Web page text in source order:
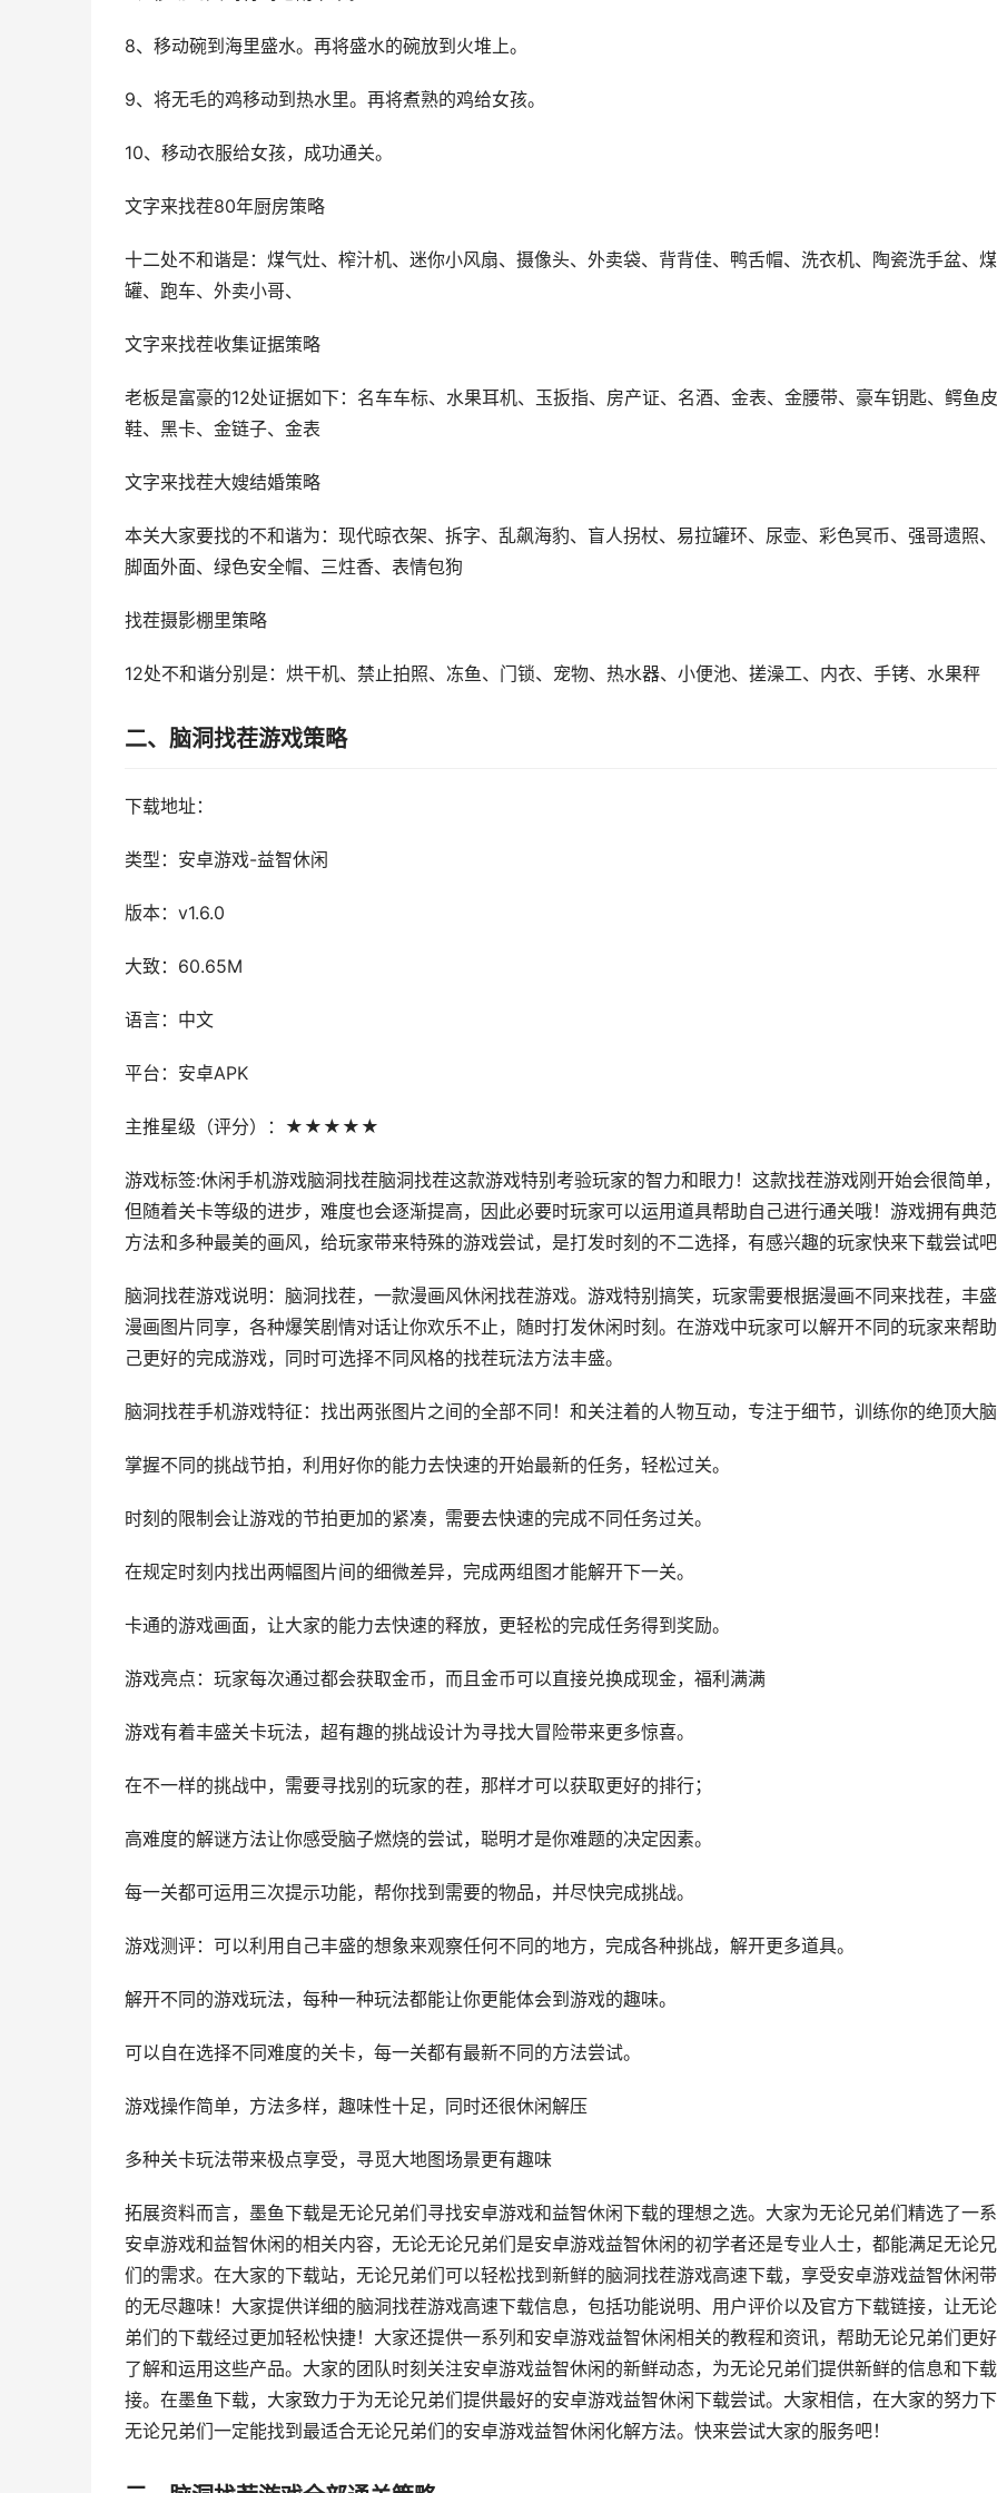
8、移动碗到海里盛水。再将盛水的碗放到火堆上。
9、将无毛的鸡移动到热水里。再将煮熟的鸡给女孩。
10、移动衣服给女孩，成功通关。
文字来找茬80年厨房策略
十二处不和谐是：煤气灶、榨汁机、迷你小风扇、摄像头、外卖袋、背背佳、鸭舌帽、洗衣机、陶瓷洗手盆、
罐、跑车、外卖小哥、
文字来找茬收集证据策略
老板是富豪的12处证据如下：名车车标、水果耳机、玉扳指、房产证、名酒、金表、金腰带、豪车钥匙、鳄鱼皮
鞋、黑卡、金链子、金表
文字来找茬大嫂结婚策略
本关大家要找的不和谐为：现代晾衣架、拆字、乱飙海豹、盲人拐杖、易拉罐环、尿壶、彩色冥币、强哥遗照
脚面外面、绿色安全帽、三炷香、表情包狗
找茬摄影棚里策略
12处不和谐分别是：烘干机、禁止拍照、冻鱼、门锁、宠物、热水器、小便池、搓澡工、内衣、手铐、水果秤
二、脑洞找茬游戏策略
下载地址：
类型：安卓游戏-益智休闲
版本：v1.6.0
大致：60.65M
语言：中文
平台：安卓APK
主推星级（评分）：★★★★★
游戏标签:休闲手机游戏脑洞找茬脑洞找茬这款游戏特别考验玩家的智力和眼力！这款找茬游戏刚开始会很简单
但随着关卡等级的进步，难度也会逐渐提高，因此必要时玩家可以运用道具帮助自己进行通关哦！游戏拥有典
方法和多种最美的画风，给玩家带来特殊的游戏尝试，是打发时刻的不二选择，有感兴趣的玩家快来下载尝试
脑洞找茬游戏说明：脑洞找茬，一款漫画风休闲找茬游戏。游戏特别搞笑，玩家需要根据漫画不同来找茬，丰
漫画图片同享，各种爆笑剧情对话让你欢乐不止，随时打发休闲时刻。在游戏中玩家可以解开不同的玩家来帮
己更好的完成游戏，同时可选择不同风格的找茬玩法方法丰盛。
脑洞找茬手机游戏特征：找出两张图片之间的全部不同！和关注着的人物互动，专注于细节，训练你的绝顶大
掌握不同的挑战节拍，利用好你的能力去快速的开始最新的任务，轻松过关。
时刻的限制会让游戏的节拍更加的紧凑，需要去快速的完成不同任务过关。
在规定时刻内找出两幅图片间的细微差异，完成两组图才能解开下一关。
卡通的游戏画面，让大家的能力去快速的释放，更轻松的完成任务得到奖励。
游戏亮点：玩家每次通过都会获取金币，而且金币可以直接兑换成现金，福利满满
游戏有着丰盛关卡玩法，超有趣的挑战设计为寻找大冒险带来更多惊喜。
在不一样的挑战中，需要寻找别的玩家的茬，那样才可以获取更好的排行；
高难度的解谜方法让你感受脑子燃烧的尝试，聪明才是你难题的决定因素。
每一关都可运用三次提示功能，帮你找到需要的物品，并尽快完成挑战。
游戏测评：可以利用自己丰盛的想象来观察任何不同的地方，完成各种挑战，解开更多道具。
解开不同的游戏玩法，每种一种玩法都能让你更能体会到游戏的趣味。
可以自在选择不同难度的关卡，每一关都有最新不同的方法尝试。
游戏操作简单，方法多样，趣味性十足，同时还很休闲解压
多种关卡玩法带来极点享受，寻觅大地图场景更有趣味
拓展资料而言，墨鱼下载是无论兄弟们寻找安卓游戏和益智休闲下载的理想之选。大家为无论兄弟们精选了一
安卓游戏和益智休闲的相关内容，无论无论兄弟们是安卓游戏益智休闲的初学者还是专业人士，都能满足无论
们的需求。在大家的下载站，无论兄弟们可以轻松找到新鲜的脑洞找茬游戏高速下载，享受安卓游戏益智休闲
的无尽趣味！大家提供详细的脑洞找茬游戏高速下载信息，包括功能说明、用户评价以及官方下载链接，让无
弟们的下载经过更加轻松快捷！大家还提供一系列和安卓游戏益智休闲相关的教程和资讯，帮助无论兄弟们更
了解和运用这些产品。大家的团队时刻关注安卓游戏益智休闲的新鲜动态，为无论兄弟们提供新鲜的信息和下
接。在墨鱼下载，大家致力于为无论兄弟们提供最好的安卓游戏益智休闲下载尝试。大家相信，在大家的努力
无论兄弟们一定能找到最适合无论兄弟们的安卓游戏益智休闲化解方法。快来尝试大家的服务吧！